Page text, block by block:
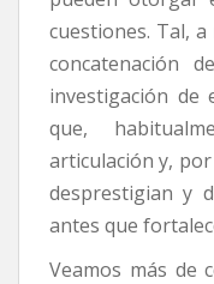
cuestiones. Tal,
concatenación
investigación de
que,
articulación y,
desprestigian y
antes que
Veamos más de